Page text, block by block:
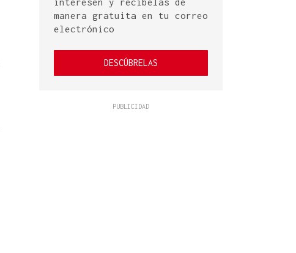
manera gratuita en tu correo
electrónico
DESCÚBRELAS